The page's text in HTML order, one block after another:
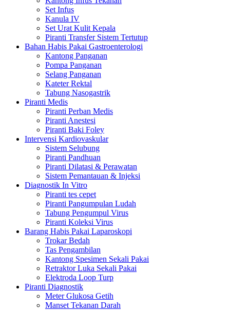
Set Infus
Kanula IV
Set Urat Kulit Kepala
Piranti Transfer Sistem Tertutup
Bahan Habis Pakai Gastroenterologi
Kantong Panganan
Pompa Panganan
Selang Panganan
Kateter Rektal
Tabung Nasogastrik
Piranti Medis
Piranti Perban Medis
Piranti Anestesi
Piranti Baki Foley
Intervensi Kardiovaskular
Sistem Selubung
Piranti Pandhuan
Piranti Dilatasi & Perawatan
Sistem Pemantauan & Injeksi
Diagnostik In Vitro
Piranti tes cepet
Piranti Pangumpulan Ludah
Tabung Pengumpul Virus
Piranti Koleksi Virus
Barang Habis Pakai Laparoskopi
Trokar Bedah
Tas Pengambilan
Kantong Spesimen Sekali Pakai
Retraktor Luka Sekali Pakai
Elektroda Loop Turp
Piranti Diagnostik
Meter Glukosa Getih
Manset Tekanan Darah